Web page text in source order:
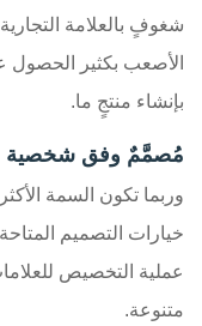
شغوفٍ بالعلامة
الأصعب بكثير الحصول
بإنشاء منتجٍ ما.
مُصمَّمٌ وفق شخصية
وربما تكون السمة
خيارات التصميم
عملية التخصيص
متنوعة.